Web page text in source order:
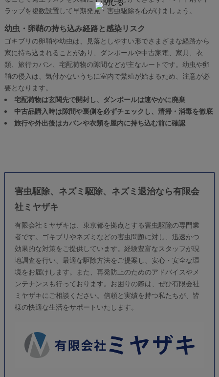
ラップを複数設置して早期発見・害虫駆除を心がけましょう。
幼虫・卵鞘の持ち込み経路と感染リスク
ゴキブリの卵鞘や幼虫は、見落としやすい形でさまざまな経路から
家に持ち込まれることがあり、ダンボールや中古家電、家具、衣
類、旅行カバン、宅配荷物の隙間などが主なルートです。幼虫や卵
鞘の侵入は、気付かないうちに室内で繁殖が始まるため、注意が必
要となります。
宅配荷物は玄関先で開封し、ダンボールは速やかに廃棄
中古品購入時は隙間や裏側を必ずチェックし、清掃・消毒を徹底
旅行や外出後はカバンや衣類を屋内に持ち込む前に確認
害虫駆除、ネズミ駆除、ネズミ退治なら有限会
社ミヤザキ
有限会社ミヤザキは、東京都を拠点とする害虫駆除の専門業
者です。ゴキブリやネズミなどの害虫問題に対し、迅速かつ
効果的な対策をご提供しています。経験豊富なスタッフが現
地調査を行い、最適な駆除方法をご提案し、安心・安全な環
境をお届けします。また、再発防止のためのアドバイスやメ
ンテナンスも行っております。お困りの際は、ぜひ有限会社
ミヤザキにご相談ください。信頼と実績を持つ私たちが、皆
様の快適な生活をサポートいたします。